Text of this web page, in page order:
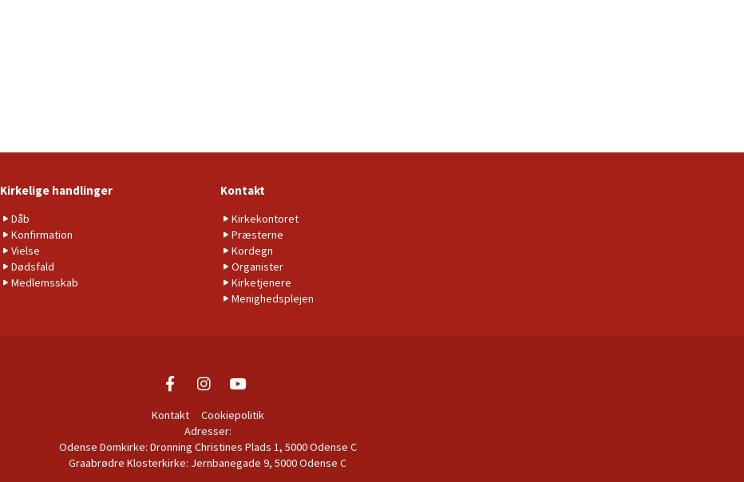
Kirkelige handlinger
Dåb
Konfirmation
Vielse
Dødsfald
Medlemsskab
Kontakt
Kirkekontoret
Præsterne
Kordegn
Organister
Kirketjenere
Menighedsplejen
Kontakt
Cookiepolitik
Adresser:
Odense Domkirke: Dronning Christines Plads 1, 5000 Odense C
Graabrødre Klosterkirke: Jernbanegade 9, 5000 Odense C